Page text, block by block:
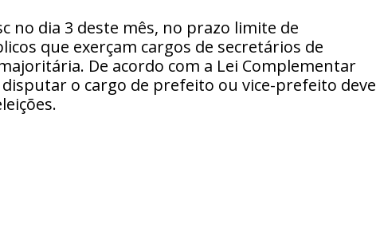
no dia 3 deste mês, no prazo limite de
que exerçam cargos de secretários de
De acordo com a Lei Complementar
o cargo de prefeito ou vice-prefeito deve